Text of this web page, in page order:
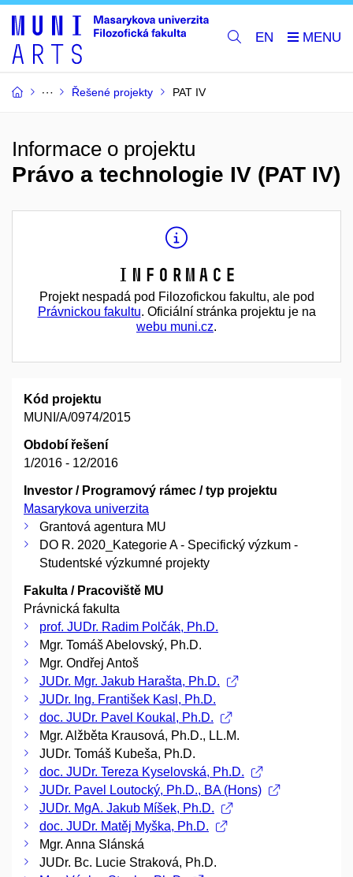
EN
Řešené projekty PAT IV
Informace o projektu
Právo a technologie IV (PAT IV)
Informace
Projekt nespadá pod Filozofickou fakultu, ale pod
Právnickou fakultu. Oficiální stránka projektu je na
webu muni.cz.
Kód projektu
MUNI/A/0974/2015
Období řešení
1/2016 - 12/2016
Investor / Programový rámec / typ projektu
Masarykova univerzita
Grantová agentura MU
DO R. 2020_Kategorie A - Specifický výzkum -
Studentské výzkumné projekty
Fakulta / Pracoviště MU
Právnická fakulta
prof. JUDr. Radim Polčák, Ph.D.
Mgr. Tomáš Abelovský, Ph.D.
Mgr. Ondřej Antoš
JUDr. Mgr. Jakub Harašta, Ph.D.
JUDr. Ing. František Kasl, Ph.D.
doc. JUDr. Pavel Koukal, Ph.D.
Mgr. Alžběta Krausová, Ph.D., LL.M.
JUDr. Tomáš Kubeša, Ph.D.
doc. JUDr. Tereza Kyselovská, Ph.D.
JUDr. Pavel Loutocký, Ph.D., BA (Hons)
JUDr. MgA. Jakub Míšek, Ph.D.
doc. JUDr. Matěj Myška, Ph.D.
Mgr. Anna Slánská
JUDr. Bc. Lucie Straková, Ph.D.